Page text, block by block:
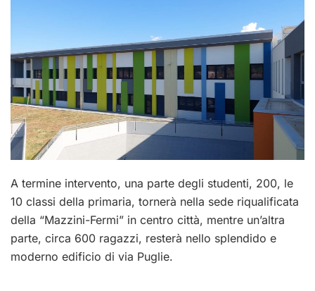
A termine intervento, una parte degli studenti, 200, le
10 classi della primaria, tornerà nella sede riqualificata
della “Mazzini-Fermi” in centro città, mentre un’altra
parte, circa 600 ragazzi, resterà nello splendido e
moderno edificio di via Puglie.